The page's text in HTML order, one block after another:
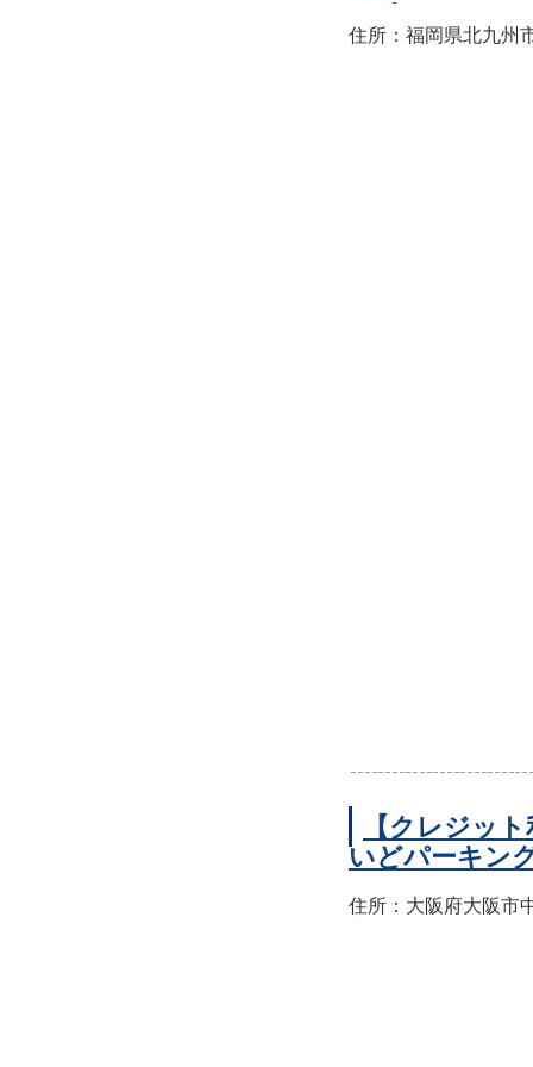
住所：福岡県北九州
【クレジッ
いどパーキン
住所：大阪府大阪市